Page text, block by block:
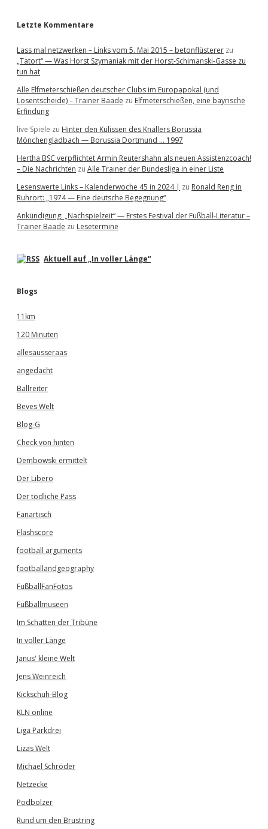
Letzte Kommentare
Lass mal netzwerken – Links vom 5. Mai 2015 – betonflüsterer zu
„Tatort“ — Was Horst Szymaniak mit der Horst-Schimanski-Gasse zu
tun hat
Alle Elfmeterschießen deutscher Clubs im Europapokal (und
Losentscheide) – Trainer Baade zu Elfmeterschießen, eine bayrische
Erfindung
live Spiele zu Hinter den Kulissen des Knallers Borussia
Mönchengladbach — Borussia Dortmund … 1997
Hertha BSC verpflichtet Armin Reutershahn als neuen Assistenzcoach!
– Die Nachrichten zu Alle Trainer der Bundesliga in einer Liste
Lesenswerte Links – Kalenderwoche 45 in 2024 | zu Ronald Reng in
Ruhrort: „1974 — Eine deutsche Begegnung“
Ankündigung: „Nachspielzeit“ — Erstes Festival der Fußball-Literatur –
Trainer Baade zu Lesetermine
Aktuell auf „In voller Länge“
Blogs
11km
120 Minuten
allesausseraas
angedacht
Ballreiter
Beves Welt
Blog-G
Check von hinten
Dembowski ermittelt
Der Libero
Der tödliche Pass
Fanartisch
Flashscore
football arguments
footballandgeography
FußballFanFotos
Fußballmuseen
Im Schatten der Tribüne
In voller Länge
Janus' kleine Welt
Jens Weinreich
Kickschuh-Blog
KLN online
Liga Parkdrei
Lizas Welt
Michael Schröder
Netzecke
Podbolzer
Rund um den Brustring